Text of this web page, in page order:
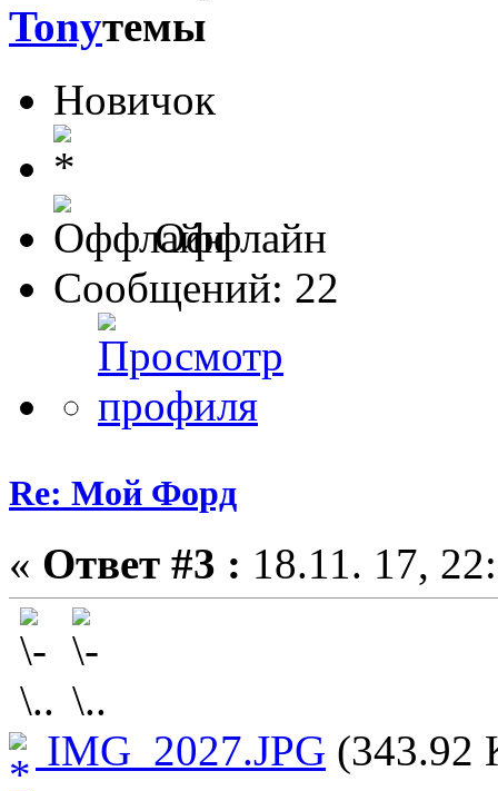
Tony
Новичок
Оффлайн
Сообщений: 22
Re: Мой Форд
« Ответ #3 : 18.11. 17,
IMG_2027.JPG (343.92